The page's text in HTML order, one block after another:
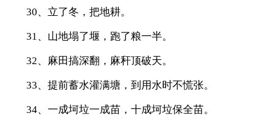
30、立了冬，把地耕。
31、山地塌了堰，跑了粮一半。
32、麻田搞深翻，麻秆顶破天。
33、提前蓄水灌满塘，到用水时不慌张。
34、一成坷垃一成苗，十成坷垃保全苗。